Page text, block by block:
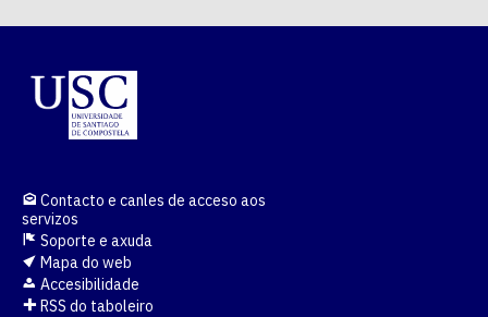
Contacto e canles de acceso aos
servizos
Soporte e axuda
Mapa do web
Accesibilidade
RSS do taboleiro